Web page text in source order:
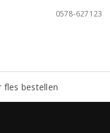
0578-627123
fles bestellen